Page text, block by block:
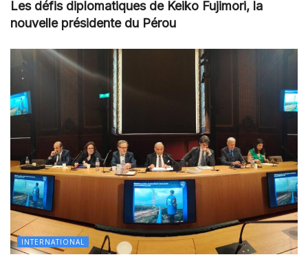
Les défis diplomatiques de Keiko Fujimori, la
nouvelle présidente du Pérou
INTERNATIONAL